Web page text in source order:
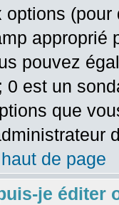
options
pouvez
0 est un
que
de page
je éditer